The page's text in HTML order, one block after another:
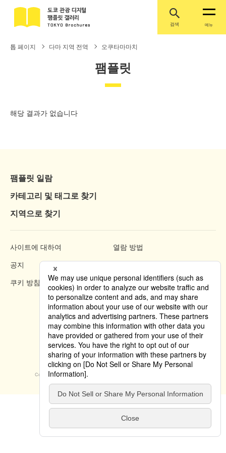
검색 메뉴
톱 페이지 다마 지역 전역 오쿠타마마치
팸플릿
해당 결과가 없습니다
팸플릿 일람
카테고리 및 태그로 찾기
지역으로 찾기
사이트에 대하여 열람 방법
공지
쿠키 방침
Copyright © 2019 Tokyo Convention & Visitors Bureau. All rights reserved.